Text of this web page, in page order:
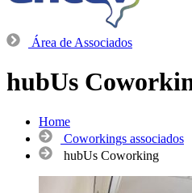
Área de Associados
hubUs
Home
Coworkings associados
hubUs Coworking